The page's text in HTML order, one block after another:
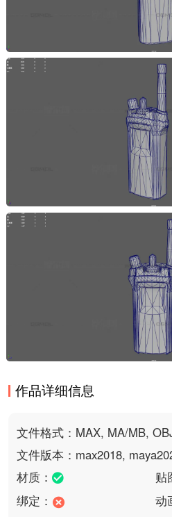
作品详细信息
文件格式：MAX, MA/MB,
文件版本：max2018,
材质：
贴
绑定：
动